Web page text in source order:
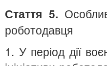
Стаття 5.
роботодавця
1. У період дії